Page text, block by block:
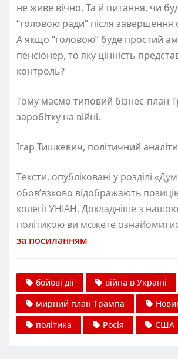
не живе вічно. Та й питання, чи
“головою ради” після завершення
А якщо “головою” буде простий
пенсіонер, то яку цінність
контроль?
Тому маємо типовий бізнес-план
заробітку на війні.
Ігар Тишкевич, політичний
Тексти, опубліковані у розділі
обов’язково відображають
колегії УНІАН. Докладніше з
політикою ви можете
за посиланням
бойові дії
війна в Україні
мирний план Трампа
політика
Росія США